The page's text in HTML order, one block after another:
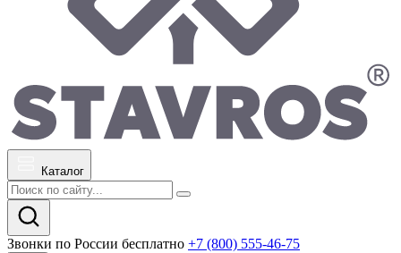
Каталог
Звонки по России бесплатно +7 (800) 555-46-75